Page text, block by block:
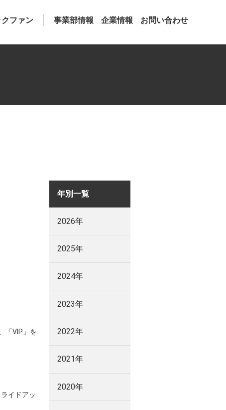
ファン 事業部情報 企業情報 お問い合わせ
「VIP」を
イドアッ
年別一覧
2026年
2025年
2024年
2023年
2022年
2021年
2020年